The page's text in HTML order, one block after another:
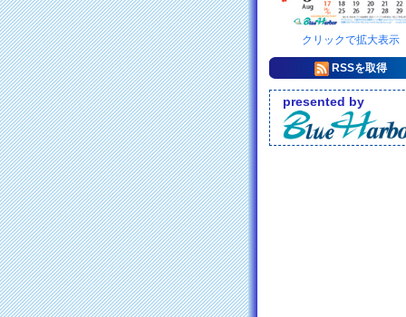
クリックで拡大表示
RSSを取得
presented by